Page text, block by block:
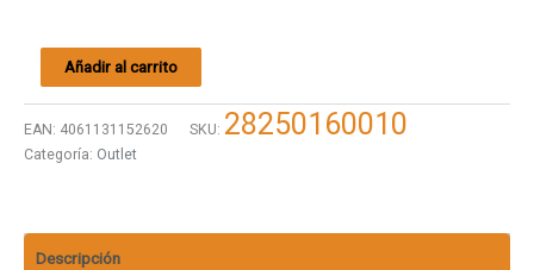
Añadir al carrito
EAN: 4061131152620 SKU: 28250160010
Categoría: Outlet
Descripción